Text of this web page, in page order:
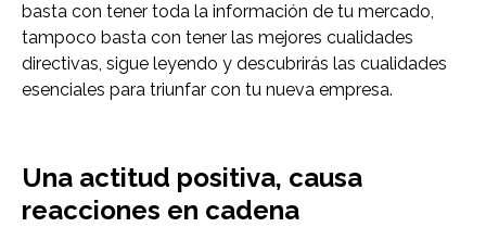
basta con tener toda la información de tu mercado,
tampoco basta con tener las mejores cualidades
directivas, sigue leyendo y descubrirás las cualidades
esenciales para triunfar con tu nueva empresa.
Una actitud positiva, causa
reacciones en cadena